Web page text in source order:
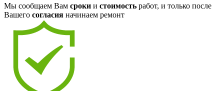
Мы сообщаем Вам сроки и стоимость работ, и только после
Вашего согласия начинаем ремонт